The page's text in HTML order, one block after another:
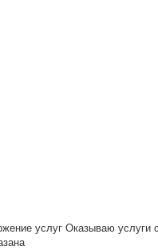
услуг Оказываю услуги